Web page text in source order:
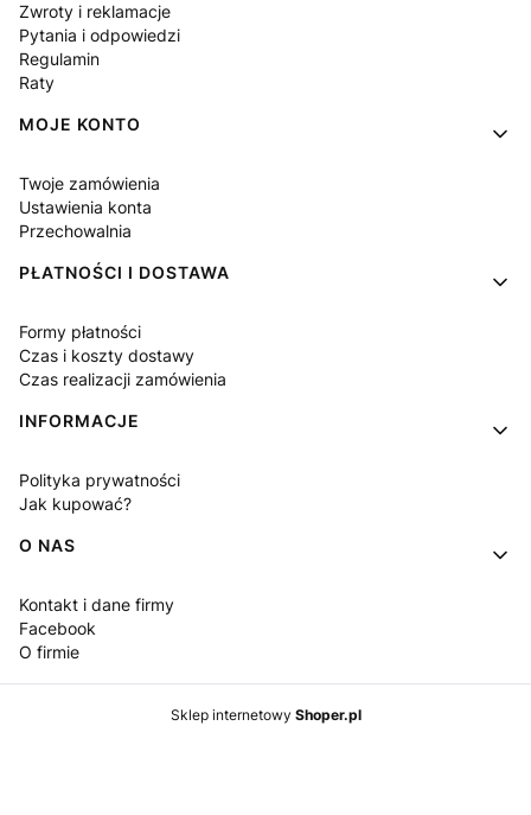
Zwroty i reklamacje
Pytania i odpowiedzi
Regulamin
Raty
MOJE KONTO
Twoje zamówienia
Ustawienia konta
Przechowalnia
PŁATNOŚCI I DOSTAWA
Formy płatności
Czas i koszty dostawy
Czas realizacji zamówienia
INFORMACJE
Polityka prywatności
Jak kupować?
O NAS
Kontakt i dane firmy
Facebook
O firmie
Sklep internetowy Shoper.pl